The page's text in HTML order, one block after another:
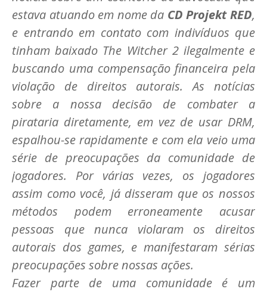
estava atuando em nome da CD Projekt RED,
e entrando em contato com indivíduos que
tinham baixado The Witcher 2 ilegalmente e
buscando uma compensação financeira pela
violação de direitos autorais. As notícias
sobre a nossa decisão de combater a
pirataria diretamente, em vez de usar DRM,
espalhou-se rapidamente e com ela veio uma
série de preocupações da comunidade de
jogadores. Por várias vezes, os jogadores
assim como você, já disseram que os nossos
métodos podem erroneamente acusar
pessoas que nunca violaram os direitos
autorais dos games, e manifestaram sérias
preocupações sobre nossas ações.
Fazer parte de uma comunidade é um